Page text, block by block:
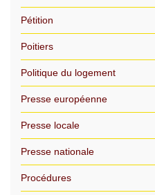
Pétition
Poitiers
Politique du logement
Presse européenne
Presse locale
Presse nationale
Procédures